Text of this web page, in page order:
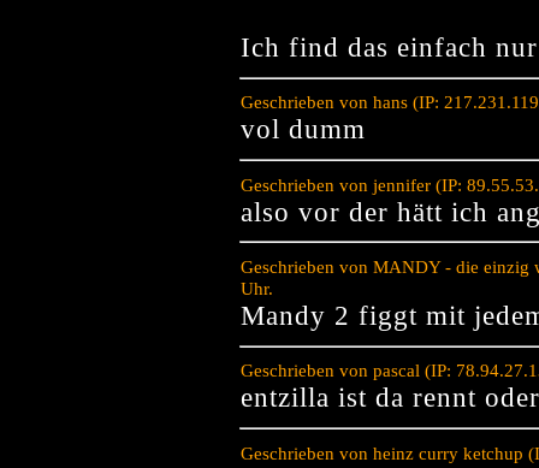
Ich find das einfach
Geschrieben von hans (IP:
vol dumm
Geschrieben von jennifer (IP:
also vor der hätt ich
Geschrieben von MANDY - die einzig
Uhr.
Mandy 2 figgt mit
Geschrieben von pascal (IP:
entzilla ist da rennt
Geschrieben von heinz curry ketchup